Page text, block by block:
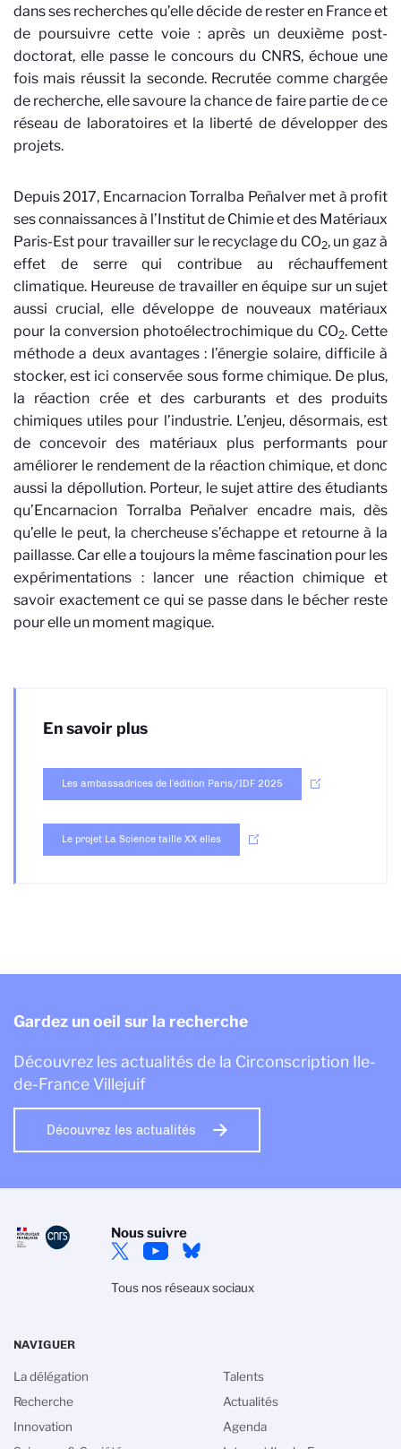
dans ses recherches qu’elle décide de rester en France et
de poursuivre cette voie : après un deuxième post-
doctorat, elle passe le concours du CNRS, échoue une
fois mais réussit la seconde. Recrutée comme chargée
de recherche, elle savoure la chance de faire partie de ce
réseau de laboratoires et la liberté de développer des
projets.
Depuis 2017, Encarnacion Torralba Peñalver met à profit
ses connaissances à l’Institut de Chimie et des Matériaux
Paris-Est pour travailler sur le recyclage du CO2, un gaz à
effet de serre qui contribue au réchauffement
climatique. Heureuse de travailler en équipe sur un sujet
aussi crucial, elle développe de nouveaux matériaux
pour la conversion photoélectrochimique du CO2. Cette
méthode a deux avantages : l’énergie solaire, difficile à
stocker, est ici conservée sous forme chimique. De plus,
la réaction crée et des carburants et des produits
chimiques utiles pour l’industrie. L’enjeu, désormais, est
de concevoir des matériaux plus performants pour
améliorer le rendement de la réaction chimique, et donc
aussi la dépollution. Porteur, le sujet attire des étudiants
qu’Encarnacion Torralba Peñalver encadre mais, dès
qu’elle le peut, la chercheuse s’échappe et retourne à la
paillasse. Car elle a toujours la même fascination pour les
expérimentations : lancer une réaction chimique et
savoir exactement ce qui se passe dans le bécher reste
pour elle un moment magique.
En savoir plus
Les ambassadrices de l’édition Paris/IDF 2025
Le projet La Science taille XX elles
Gardez un oeil sur la recherche
Découvrez les actualités de la Circonscription Ile-
de-France Villejuif
Découvrez les actualités
Nous suivre
Tous nos réseaux sociaux
NAVIGUER
La délégation
Recherche
Innovation
Talents
Actualités
Agenda